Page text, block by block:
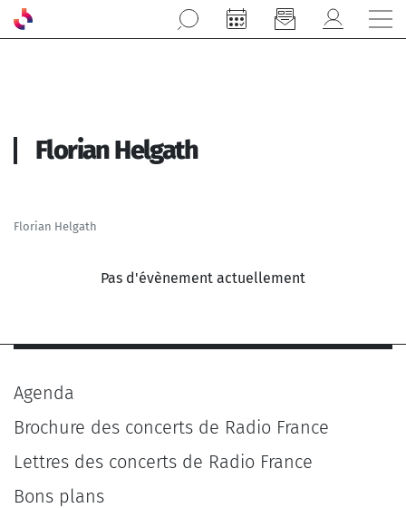
Aller au contenu principal
Florian Helgath
Florian Helgath
Pas d'évènement actuellement
Agenda
Brochure des concerts de Radio France
Lettres des concerts de Radio France
Bons plans